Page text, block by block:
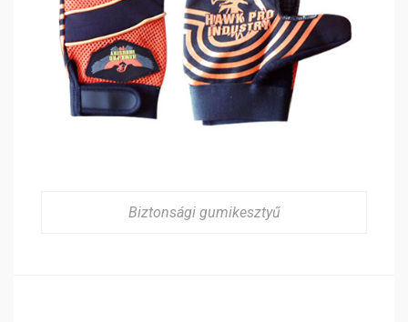
Biztonsági gumikesztyű